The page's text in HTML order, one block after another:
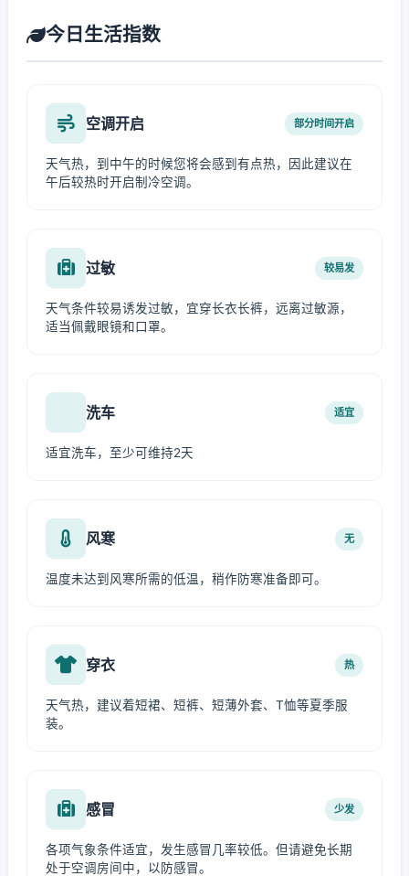
今日生活指数
空调开启 部分时间开启
天气热，到中午的时候您将会感到有点热，因此建议在
午后较热时开启制冷空调。
过敏 较易发
天气条件较易诱发过敏，宜穿长衣长裤，远离过敏源，
适当佩戴眼镜和口罩。
洗车 适宜
适宜洗车，至少可维持2天
风寒 无
温度未达到风寒所需的低温，稍作防寒准备即可。
穿衣 热
天气热，建议着短裙、短裤、短薄外套、T恤等夏季服
装。
感冒 少发
各项气象条件适宜，发生感冒几率较低。但请避免长期
处于空调房间中，以防感冒。